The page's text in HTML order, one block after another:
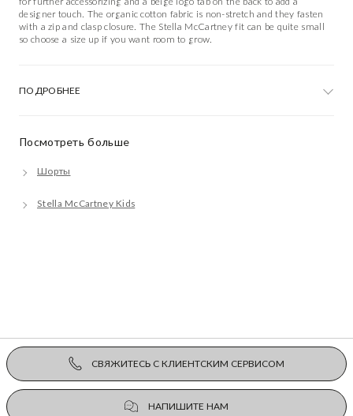
Посмотреть больше
Шорты
Stella McCartney Kids
designer touch. The organic cotton fabric is non-stretch and they fasten
with a zip and clasp closure. The Stella McCartney fit can be quite small
so choose a size up if you want room to grow.
ПОДРОБНЕЕ
СВЯЖИТЕСЬ С КЛИЕНТСКИМ СЕРВИСОМ
НАПИШИТЕ НАМ